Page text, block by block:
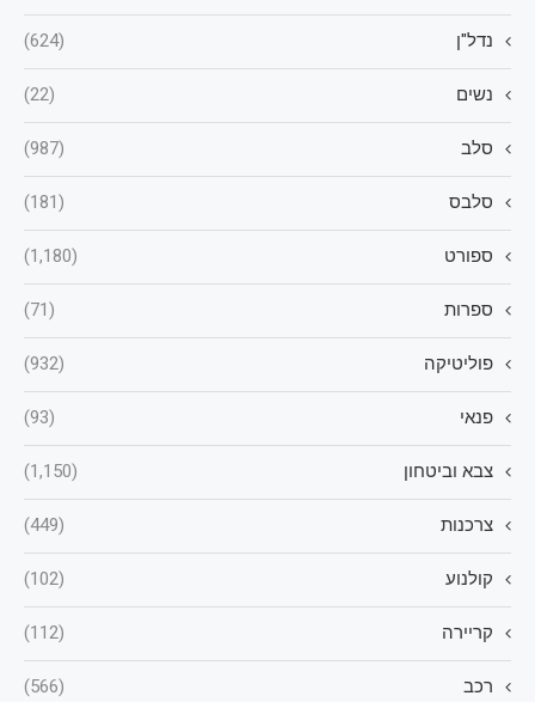
נדל"ן (624)
נשים (22)
סלב (987)
סלבס (181)
ספורט (1,180)
ספרות (71)
פוליטיקה (932)
פנאי (93)
צבא וביטחון (1,150)
צרכנות (449)
קולנוע (102)
קריירה (112)
רכב (566)